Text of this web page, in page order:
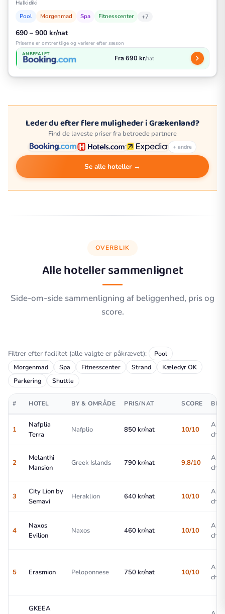
Halkidiki
Pool Morgenmad Spa Fitnesscenter +7
690 – 900 kr/nat
Priserne er omtrentlige og varierer efter sæson
ANBEFALET Fra 690 kr/nat
Leder du efter flere muligheder i Grækenland?
Find de laveste priser fra betroede partnere
+ andre
Se alle hoteller →
OVERBLIK
Alle hoteller sammenlignet
Side-om-side sammenligning af beliggenhed, pris og
score.
Filtrer efter facilitet (alle valgte er påkrævet):
Pool
Morgenmad
Spa Fitnesscenter Strand
Kæledyr OK
Parkering
Shuttle
# HOTEL BY & OMRÅDE PRIS/NAT SCORE
1
Nafplia
Terra
Nafplio 850 kr/nat 10/10
All-
2
Melanthi
Mansion
Greek Islands 790 kr/nat 9.8/10
All-
3
City Lion by
Semavi
Heraklion 640 kr/nat 10/10
All-
4
Naxos
Evilion
Naxos 460 kr/nat 10/10
All-
5 Erasmion Peloponnese 750 kr/nat 10/10
All-
GKEEA